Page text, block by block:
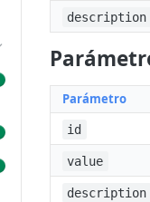
description
Parámetro
id
value
description